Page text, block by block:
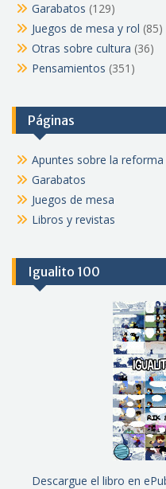
Garabatos (129)
Juegos de mesa y rol (85)
Otras sobre cultura (36)
Pensamientos (351)
Páginas
Apuntes sobre la
Garabatos
Juegos de mesa
Libros y revistas
Igualito 100
Descargue el libro en